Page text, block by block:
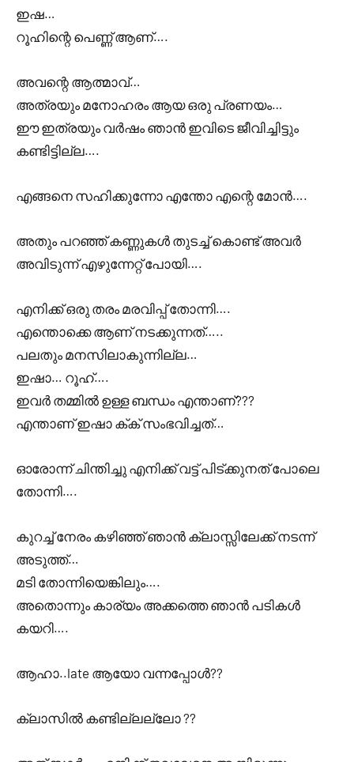
ഇഷ…
റൂഹിന്റെ പെണ്ണ് ആണ്….
അവന്റെ ആത്മാവ്…
അത്രയും മനോഹരം ആയ ഒരു പ്രണയം…
ഈ ഇത്രയും വർഷം ഞാൻ ഇവിടെ ജീവിച്ചിട്ടും
കണ്ടിട്ടില്ല….
എങ്ങനെ സഹിക്കുന്നോ എന്തോ എന്റെ മോൻ….
അതും പറഞ്ഞ് കണ്ണുകൾ തുടച്ച് കൊണ്ട് അവർ
അവിടുന്ന് എഴുന്നേറ്റ് പോയി….
എനിക്ക് ഒരു തരം മരവിപ്പ് തോന്നി….
എന്തൊക്കെ ആണ് നടക്കുന്നത്…..
പലതും മനസിലാകുന്നില്ല…
ഇഷാ… റൂഹ്….
ഇവർ തമ്മിൽ ഉള്ള ബന്ധം എന്താണ്???
എന്താണ് ഇഷാ ക്‌ക് സംഭവിച്ചത്…
ഓരോന്ന് ചിന്തിച്ചു എനിക്ക് വട്ട് പിട്‌ക്കുനത് പോലെ
തോന്നി….
കുറച്ച് നേരം കഴിഞ്ഞ് ഞാൻ ക്ലാസ്സിലേക്ക് നടന്ന്
അടുത്ത്…
മടി തോന്നിയെങ്കിലും….
അതൊന്നും കാര്യം അക്കത്തെ ഞാൻ പടികൾ
കയറി….
ആഹാ..late ആയോ വന്നപ്പോൾ??
ക്ലാസിൽ കണ്ടില്ലല്ലോ ??